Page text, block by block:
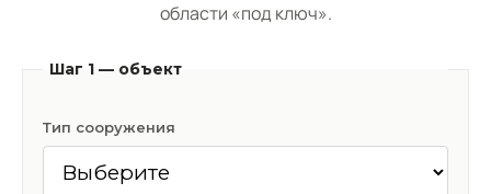
области «под ключ».
Шаг 1 — объект
Тип сооружения